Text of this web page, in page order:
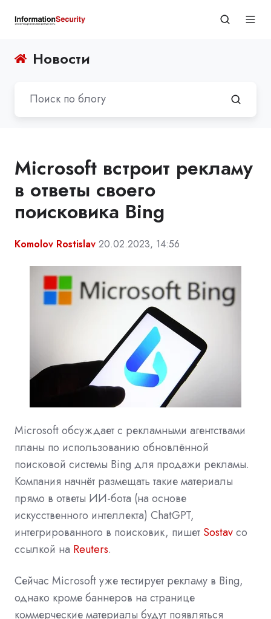
Новости
Microsoft встроит рекламу
в ответы своего
поисковика Bing
Komolov Rostislav 20.02.2023, 14:56
Microsoft обсуждает с рекламными агентствами
планы по использованию обновлённой
поисковой системы Bing для продажи рекламы.
Компания начнёт размещать такие материалы
прямо в ответы ИИ-бота (на основе
искусственного интеллекта) ChatGPT,
интегрированного в поисковик, пишет Sostavсо
ссылкой на Reuters.
Сейчас Microsoft уже тестирует рекламу в Bing,
однако кроме баннеров на странице
коммерческие материалы будут появляться